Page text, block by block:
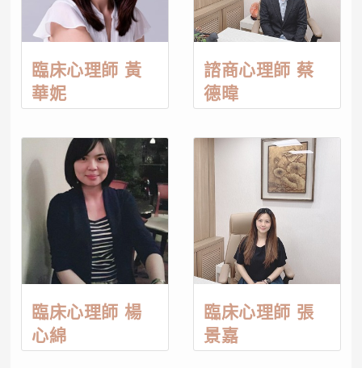
臨床心理師 黃
華妮
諮商心理師 蔡
德暐
臨床心理師 楊
心綿
臨床心理師 張
景嘉